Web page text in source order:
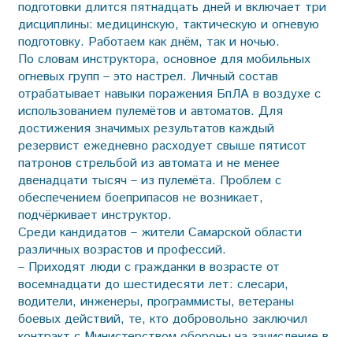
подготовки длится пятнадцать дней и включает три
дисциплины: медицинскую, тактическую и огневую
подготовку. Работаем как днём, так и ночью.
По словам инструктора, основное для мобильных
огневых групп – это настрел. Личный состав
отрабатывает навыки поражения БпЛА в воздухе с
использованием пулемётов и автоматов. Для
достижения значимых результатов каждый
резервист ежедневно расходует свыше пятисот
патронов стрельбой из автомата и не менее
двенадцати тысяч – из пулемёта. Проблем с
обеспечением боеприпасов не возникает,
подчёркивает инструктор.
Среди кандидатов – жители Самарской области
различных возрастов и профессий.
– Приходят люди с гражданки в возрасте от
восемнадцати до шестидесяти лет: слесари,
водители, инженеры, программисты, ветераны
боевых действий, те, кто добровольно заключил